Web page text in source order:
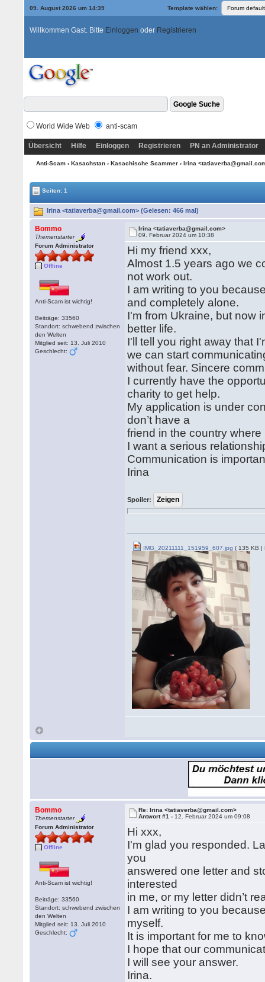
09. August 2026 um 14:39 Template wählen:
Willkommen Gast. Bitte Einloggen oder Registrieren
World Wide Web anti-scam
Übersicht Hilfe Einloggen Registrieren PN an Administrator
Anti-Scam› Kasachstan› Kasachische Scammer› Irina
Seiten: 1
Irina <tatiaverba@gmail.com> (Gelesen: 466 mal)
Bommo
Themenstarter
Forum Administrator
Offline
Anti-Scam ist wichtig!
Beiträge: 33560
Standort: schwebend zwischen
den Welten
Mitglied seit: 13. Juli 2010
Geschlecht:
Irina <tatiaverba@gmail.com>
09. Februar 2024 um 10:38
Hi my friend xxx,
Almost 1.5 years ago we
not work out.
I am writing to you
and completely alone.
I'm from Ukraine, but now
better life.
I'll tell you right away that
we can start
without fear. Sincere
I currently have the
charity to get help.
My application is under
don’t have a
friend in the country where
I want a serious
Communication is
Irina
Spoiler:
IMG_20211111_151959_607.jpg ( 135 KB |
Bommo
Themenstarter
Forum Administrator
Offline
Anti-Scam ist wichtig!
Beiträge: 33560
Standort: schwebend zwischen
den Welten
Mitglied seit: 13. Juli 2010
Geschlecht:
Re: Irina <tatiaverba@gmail.com>
Antwort #1 - 12. Februar 2024 um 09:08
Hi xxx,
I'm glad you responded.
you
answered one letter and
interested
in me, or my letter didn’t
I am writing to you
myself.
It is important for me to
I hope that our
I will see your answer.
Irina.